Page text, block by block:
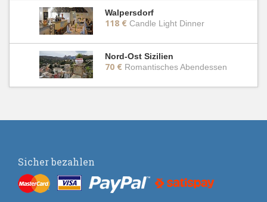
Walpersdorf
118 € Candle Light Dinner
Nord-Ost Sizilien
70 € Romantisches Abendessen
Sicher bezahlen